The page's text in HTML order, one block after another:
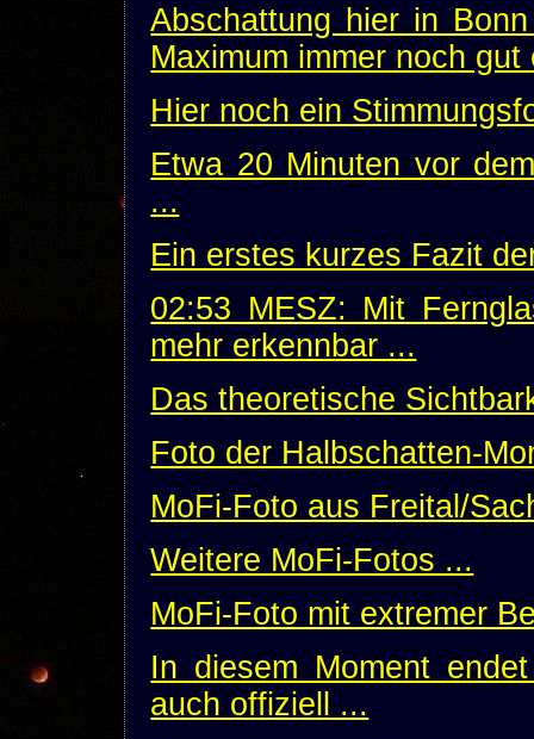
Abschattung hier in
Maximum immer noch gut
Hier noch ein
Etwa 20 Minuten vor
...
Ein erstes kurzes Fazit
02:53 MESZ: Mit
mehr erkennbar ...
Das theoretische
Foto der Halbschatten-
MoFi-Foto aus Freital/
Weitere MoFi-Fotos ...
MoFi-Foto mit extremer
In diesem Moment
auch offiziell ...